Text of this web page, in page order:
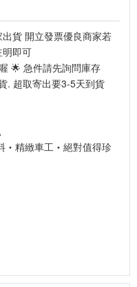
貨 開立發票優良商家若
明即可
🌟 急件請先詢問庫存
. 超取寄出要3-5天到貨
‧精緻車工‧絕對值得珍